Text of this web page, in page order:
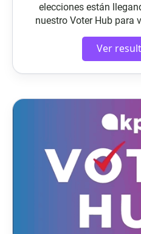
elecciones están
nuestro Voter Hub para
Ver